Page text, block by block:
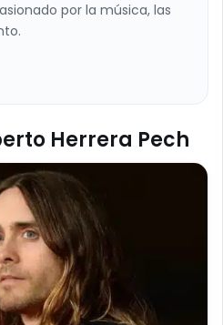
por la música, las
Herrera Pech